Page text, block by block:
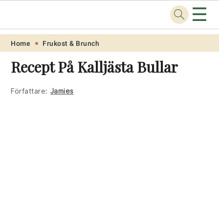
Skip
primary
navigation
Skip
main
content
Skip
primary
sidebar
Skip
footer
Recept.one ☰
Home Frukost & Brunch
Recept På Kalljästa Bullar
Författare: Jamies